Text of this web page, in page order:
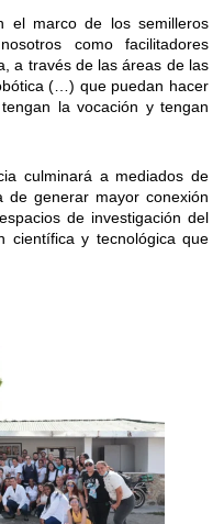
el marco de los semilleros
como facilitadores
a través de las áreas de las
(…) que puedan hacer
la vocación y tengan
culminará a mediados de
de generar mayor conexión
de investigación del
científica y tecnológica que